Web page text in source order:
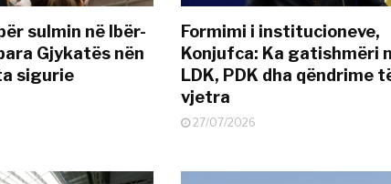
sulmin në Ibër-
Gjykatës nën
sigurie
Formimi i institucioneve,
Konjufca: Ka gatishmëri
LDK, PDK dha qëndrime
vjetra
27/07/2026